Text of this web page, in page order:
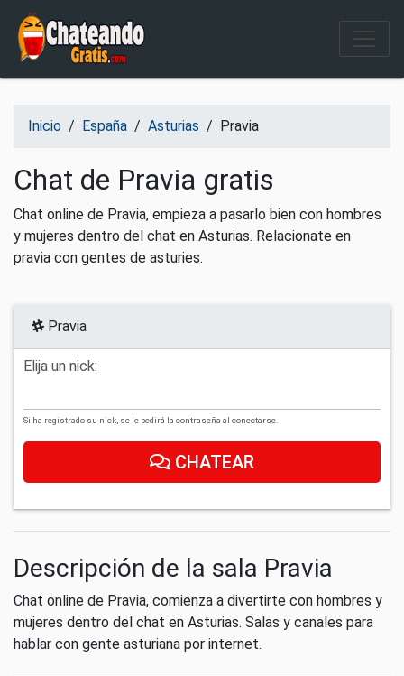
Salir del contenido
Inicio / España / Asturias / Pravia
Chat de Pravia gratis
Chat online de Pravia, empieza a pasarlo bien con hombres
y mujeres dentro del chat en Asturias. Relacionate en
pravia con gentes de asturies.
Pravia
Elija un nick:
Si ha registrado su nick, se le pedirá la contraseña al conectarse.
CHATEAR
Descripción de la sala Pravia
Chat online de Pravia, comienza a divertirte con hombres y
mujeres dentro del chat en Asturias. Salas y canales para
hablar con gente asturiana por internet.